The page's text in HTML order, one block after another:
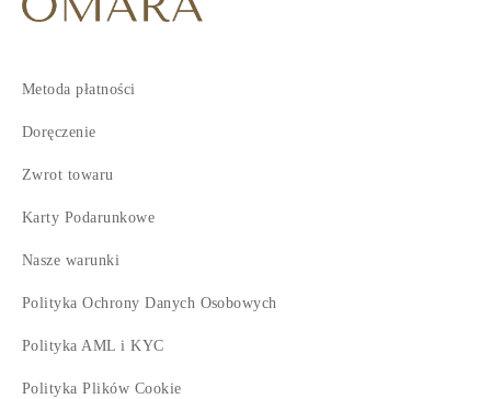
Metoda płatności
Doręczenie
Zwrot towaru
Karty Podarunkowe
Nasze warunki
Polityka Ochrony Danych Osobowych
Polityka AML i KYC
Polityka Plików Cookie